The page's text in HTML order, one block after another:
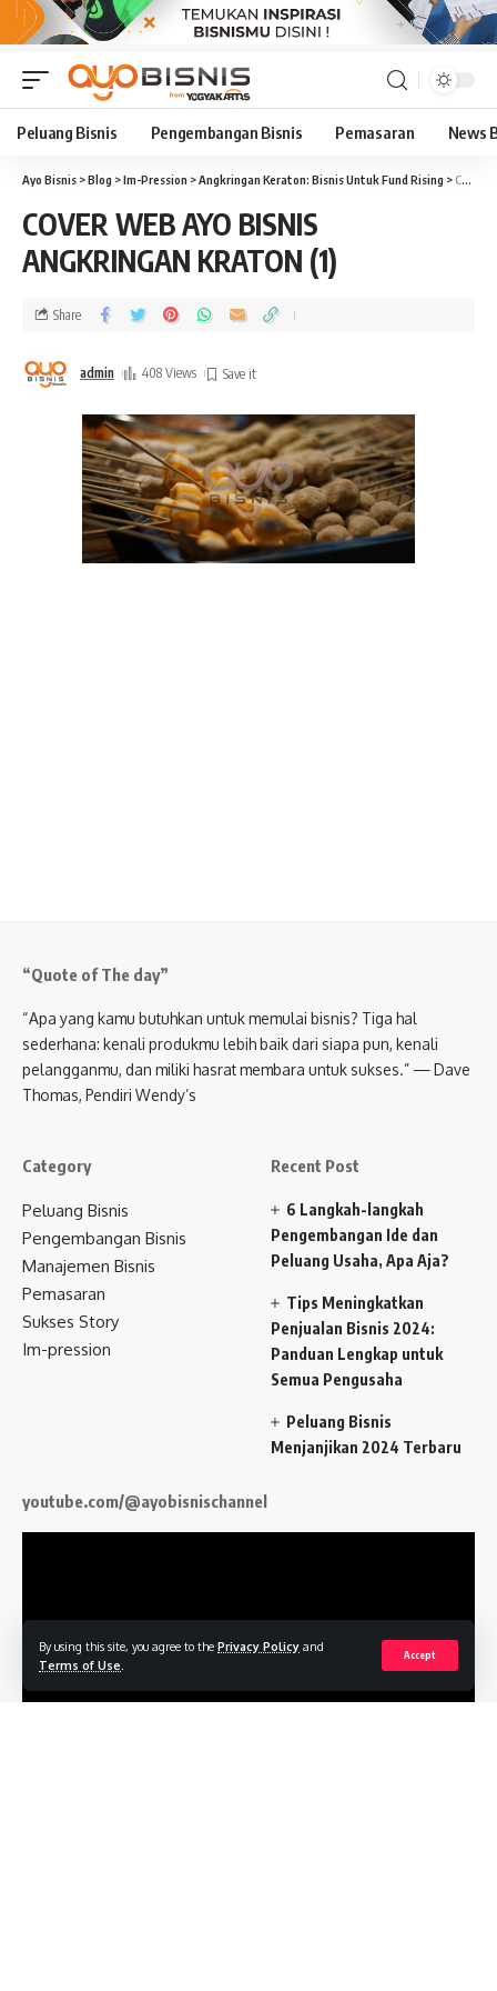
By using this site, you agree to the Privacy Policy and
Terms of Use
Accept
Peluang Bisnis Pengembangan Bisnis Pemasaran News
Ayo Bisnis >Blog >Im-Pression >Angkringan Keraton: Bisnis Untuk Fund Rising >COVER WEB AYO BISNIS ANGKRINGAN KRATON (1)
COVER WEB AYO BISNIS
ANGKRINGAN KRATON (1)
admin 408 Views
Share
“Quote of The day”
“Apa yang kamu butuhkan untuk memulai bisnis? Tiga hal
sederhana: kenali produkmu lebih baik dari siapa pun, kenali
pelangganmu, dan miliki hasrat membara untuk sukses.” — Dave
Thomas, Pendiri Wendy’s
Category
Peluang Bisnis
Pengembangan Bisnis
Manajemen Bisnis
Pemasaran
Sukses Story
Im-pression
Recent Post
6 Langkah-langkah
Pengembangan Ide dan
Peluang Usaha, Apa Aja?
Tips Meningkatkan
Penjualan Bisnis 2024:
Panduan Lengkap untuk
Semua Pengusaha
Peluang Bisnis
Menjanjikan 2024 Terbaru
youtube.com/@ayobisnischannel